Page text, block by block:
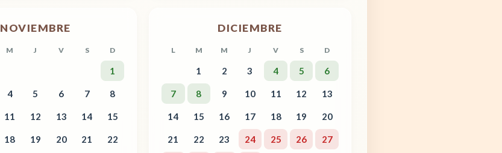
NOVIEMBRE
M J V S D
1
4 5 6 7 8
11 12 13 14 15
18 19 20 21 22
DICIEMBRE
L M M J V S D
1 2 3 4 5 6
7 8 9 10 11 12 13
14 15 16 17 18 19 20
21 22 23 24 25 26 27